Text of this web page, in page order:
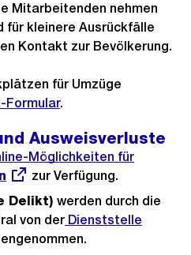
Mitarbeitenden nehmen
für kleinere Ausrückfälle
Kontakt zur Bevölkerung.
für Umzüge
Formular.
Ausweisverluste
Möglichkeiten für
zur Verfügung.
Delikt) werden durch die
von der Dienststelle